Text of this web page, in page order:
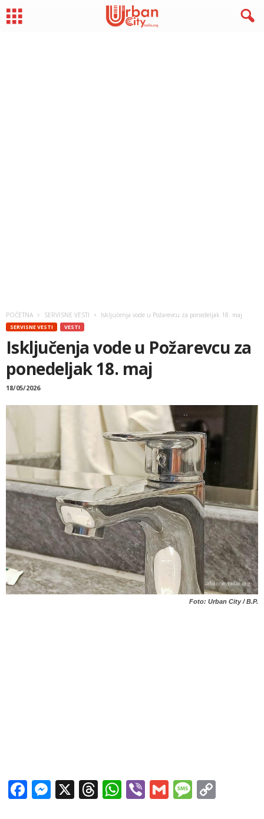
POČETNA SERVISNE VESTI Isključenja vode u Požarevcu za ponedeljak 18. maj
SERVISNE VESTI VESTI
Isključenja vode u Požarevcu za
ponedeljak 18. maj
18/05/2026
Foto: Urban City / B.P.
Facebook
Messenger
X Threads
WhatsApp
ViberGmail